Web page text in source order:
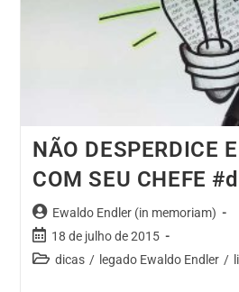
NÃO DESPERDICE
COM SEU CHEFE
Ewaldo Endler (in memoriam)
18 de julho de 2015
dicas / legado Ewaldo Endler /